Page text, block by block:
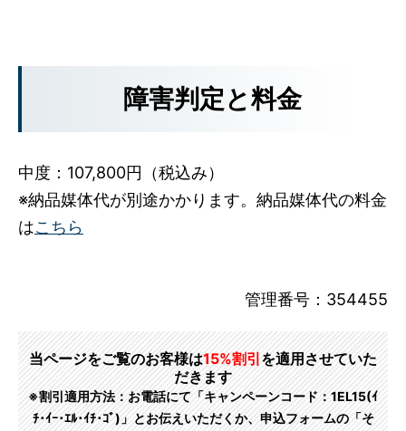
障害判定と料金
中度：107,800円（税込み）
※納品媒体代が別途かかります。納品媒体代の料金
はこちら
管理番号：354455
当ページをご覧のお客様は15%割引 を適用させていた
だきます
※割引適用方法：お電話にて「キャンペーンコード：1EL15(ｲ
ﾁ･ｲｰ･ｴﾙ･ｲﾁ･ｺﾞ)」とお伝えいただくか、申込フォームの「そ